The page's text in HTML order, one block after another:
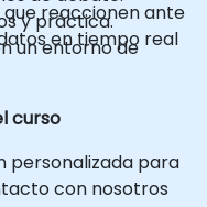
reaccionen ante
en tiempo real
y práctica.
un entorno de
curso
personalizada para
con nosotros